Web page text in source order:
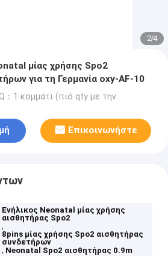
2/4
μίας χρήσης Spo2
για τη Γερμανία oxy-AF-10
：1 κομμάτι (πιό qty με την
Επικοινωνήστε
Ενήλικος Neonatal μίας χρήσης
αισθητήρας Spo2
,
8pins μίας χρήσης Spo2 αισθητήρας
συνδετήρων
, Neonatal Spo2 αισθητήρας 0.9m